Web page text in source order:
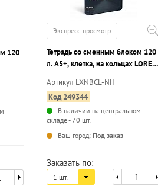
120
Экспресс-просмотр
Тетрадь со сменным блоком 120
л. А5+, клетка, на кольцах LOREX
обложка, soft touch
Артикул LXNBCL-NH
Код 249344
В наличии на центральном
складе - 70 шт.
Ваш город: Под заказ
Заказать по:
1 шт.